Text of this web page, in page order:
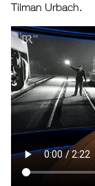
Tilman Urbach.